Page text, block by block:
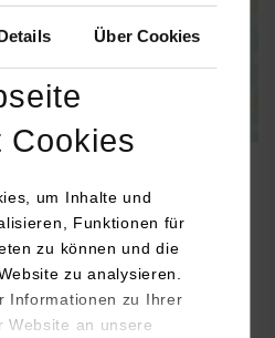
Über Cookies
Cookies
um Inhalte und
Funktionen für
zu können und die
zu analysieren.
Informationen zu Ihrer
Website an unsere